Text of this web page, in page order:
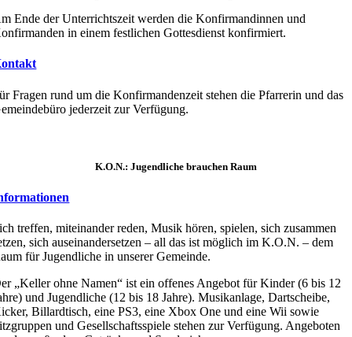
Ende der Unterrichtszeit werden die Konfirmandinnen und
in einem festlichen Gottesdienst konfirmiert.
Fragen rund um die Konfirmandenzeit stehen die Pfarrerin und das
jederzeit zur Verfügung.
K.O.N.: Jugendliche brauchen Raum
treffen, miteinander reden, Musik hören, spielen, sich zusammen
sich auseinandersetzen – all das ist möglich im K.O.N. – dem
für Jugendliche in unserer Gemeinde.
„Keller ohne Namen“ ist ein offenes Angebot für Kinder (6 bis 12
und Jugendliche (12 bis 18 Jahre). Musikanlage, Dartscheibe,
Billardtisch, eine PS3, eine Xbox One und eine Wii sowie
und Gesellschaftsspiele stehen zur Verfügung. Angeboten